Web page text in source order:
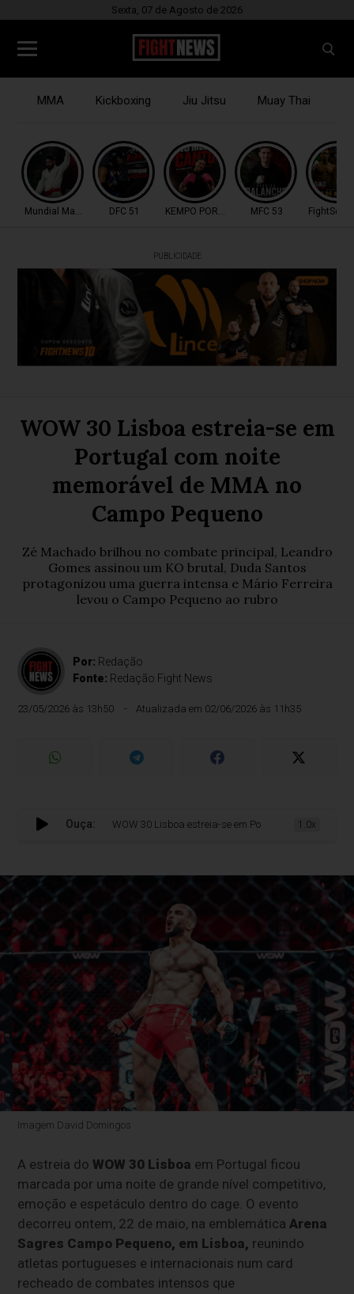
Sexta, 07 de Agosto de 2026
MMA Kickboxing Jiu Jitsu Muay Thai
Mundial Master IBJJFDFC 51 KEMPO PORTUGAL MFC 53
PUBLICIDADE
WOW 30 Lisboa estreia-se em
Portugal com noite
memorável de MMA no
Campo Pequeno
Zé Machado brilhou no combate principal, Leandro
Gomes assinou um KO brutal, Duda Santos
protagonizou uma guerra intensa e Mário Ferreira
levou o Campo Pequeno ao rubro
Por: Redação
Fonte: Redação Fight News
23/05/2026 às 13h50 Atualizada em 02/06/2026 às 11h35
Ouça:
WOW 30 Lisboa estreia-se em Portugal com noite memorável de
1.0x
Imagem David Domingos
A estreia doWOW 30 Lisboa em Portugal ficou
marcada por uma noite de grande nível competitivo,
emoção e espetáculo dentro do cage. O evento
decorreu ontem, 22 de maio, na emblemáticaArena
Sagres Campo Pequeno, em Lisboa, reunindo
atletas portugueses e internacionais num card
recheado de combates intensos que